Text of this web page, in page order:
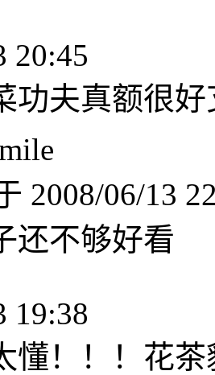
20:45
功夫真额很
2008/06/13
还不够好看
19:38
懂！！！花